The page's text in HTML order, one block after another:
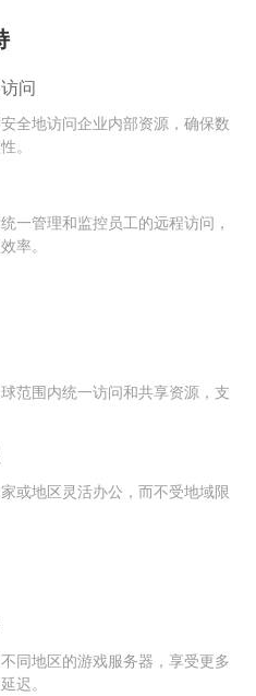
问
全地访问企业内部资源，确保数
。
一管理和监控员工的远程访问，
率。
范围内统一访问和共享资源，支
或地区灵活办公，而不受地域限
同地区的游戏服务器，享受更多
迟。